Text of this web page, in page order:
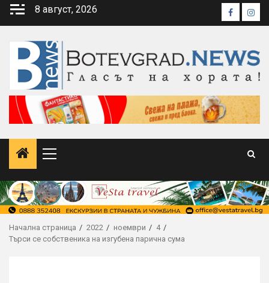
Skip
8 август, 2026 Facebook
Primary
Начална страница 2022 ноември
4
Търси се собственика на изгубена парична сума